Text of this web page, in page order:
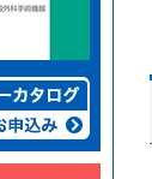
ピイマジカルシーツ